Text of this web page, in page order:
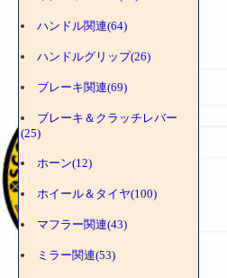
ハンドル関連(64)
ハンドルグリップ(26)
ブレーキ関連(69)
ブレーキ＆クラッチレバー
(25)
ホーン(12)
ホイール＆タイヤ(100)
マフラー関連(43)
ミラー関連(53)